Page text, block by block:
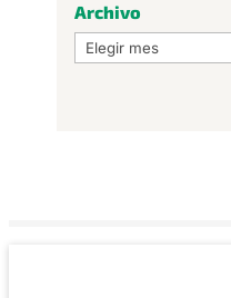
Archivo
Archivo